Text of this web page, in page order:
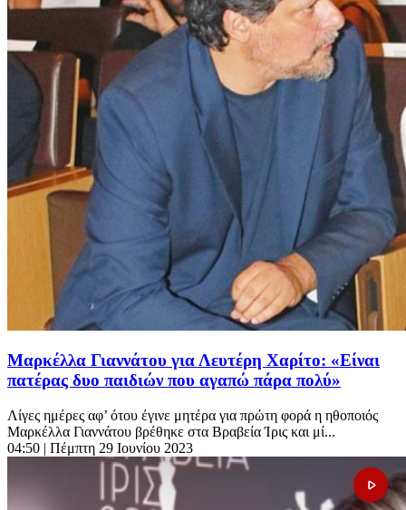
Μαρκέλλα Γιαννάτου για Λευτέρη Χαρίτο: «Είναι
πατέρας δυο παιδιών που αγαπώ πάρα πολύ»
Λίγες ημέρες αφ’ ότου έγινε μητέρα για πρώτη φορά η ηθοποιός
Μαρκέλλα Γιαννάτου βρέθηκε στα Βραβεία Ίρις και μί...
04:50 | Πέμπτη 29 Ιουνίου 2023